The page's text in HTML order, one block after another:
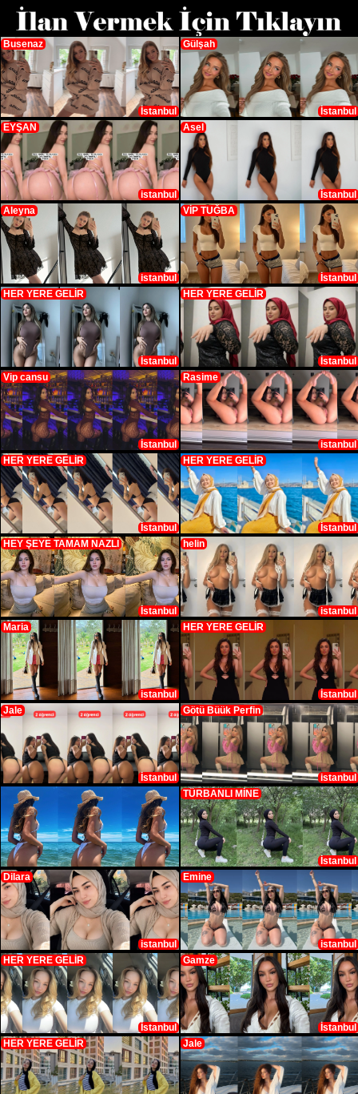
Busenaz
İstanbul
Gülşah
İstanbul
EYŞAN
istanbul
Asel
İstanbul
Aleyna
istanbul
VİP TUĞBA
İstanbul
HER YERE GELİR
İstanbul
HER YERE GELİR
İstanbul
Vip cansu
İstanbul
Rasime
istanbul
HER YERE GELİR
İstanbul
HER YERE GELİR
İstanbul
HEY ŞEYE TAMAM NAZLI
İstanbul
helin
istanbul
Maria
istanbul
HER YERE GELİR
İstanbul
Jale
İstanbul
Götü Büük Perfin
istanbul
TÜRBANLI MİNE
İstanbul
Dilara
istanbul
Emine
istanbul
HER YERE GELİR
İstanbul
Gamze
İstanbul
HER YERE GELİR
Jale